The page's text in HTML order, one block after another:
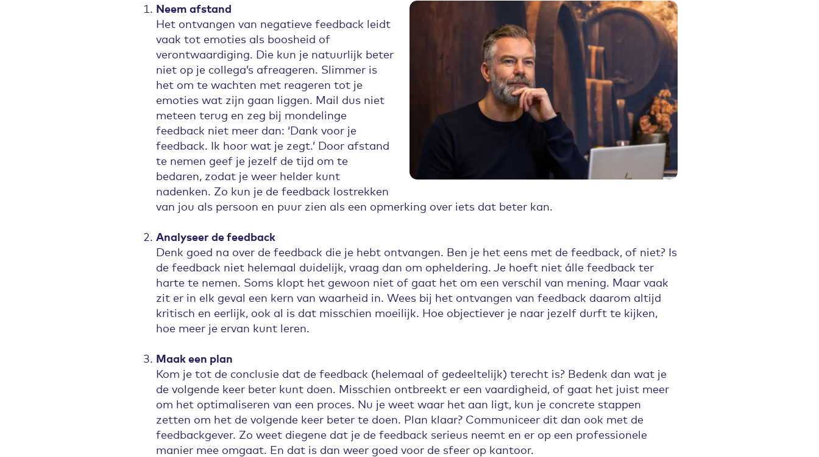
Neem afstand
Het ontvangen van negatieve feedback leidt
vaak tot emoties als boosheid of
verontwaardiging. Die kun je natuurlijk beter
niet op je collega’s afreageren. Slimmer is
het om te wachten met reageren tot je
emoties wat zijn gaan liggen. Mail dus niet
meteen terug en zeg bij mondelinge
feedback niet meer dan: ‘Dank voor je
feedback. Ik hoor wat je zegt.’ Door afstand
te nemen geef je jezelf de tijd om te
bedaren, zodat je weer helder kunt
nadenken. Zo kun je de feedback lostrekken
van jou als persoon en puur zien als een opmerking over iets dat beter kan.
Analyseer de feedback
Denk goed na over de feedback die je hebt ontvangen. Ben je het eens met de feedback, of niet? Is
de feedback niet helemaal duidelijk, vraag dan om opheldering. Je hoeft niet álle feedback ter
harte te nemen. Soms klopt het gewoon niet of gaat het om een verschil van mening. Maar vaak
zit er in elk geval een kern van waarheid in. Wees bij het ontvangen van feedback daarom altijd
kritisch en eerlijk, ook al is dat misschien moeilijk. Hoe objectiever je naar jezelf durft te kijken,
hoe meer je ervan kunt leren.
Maak een plan
Kom je tot de conclusie dat de feedback (helemaal of gedeeltelijk) terecht is? Bedenk dan wat je
de volgende keer beter kunt doen. Misschien ontbreekt er een vaardigheid, of gaat het juist meer
om het optimaliseren van een proces. Nu je weet waar het aan ligt, kun je concrete stappen
zetten om het de volgende keer beter te doen. Plan klaar? Communiceer dit dan ook met de
feedbackgever. Zo weet diegene dat je de feedback serieus neemt en er op een professionele
manier mee omgaat. En dat is dan weer goed voor de sfeer op kantoor.